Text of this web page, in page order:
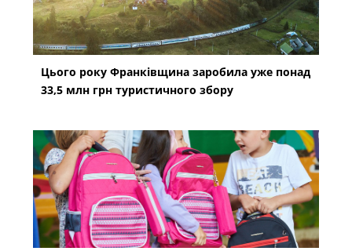
Цього року Франківщина заробила уже понад
33,5 млн грн туристичного збору